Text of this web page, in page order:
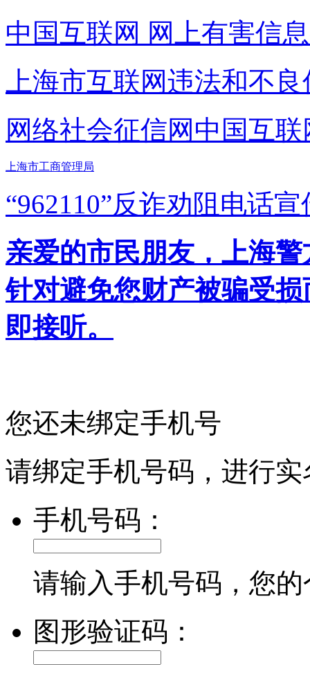
中国互联网 网上有害信
上海市互联网违法和不
网络社会征信网 中国互
上海市工商管理局
“962110”反诈劝阻电话宣
亲爱的市民朋友，上海
针对避免您财产被骗受
即接听。
您还未绑定手机号
请绑定手机号码，进行
手机号码：
请输入手机号码，您
图形验证码：